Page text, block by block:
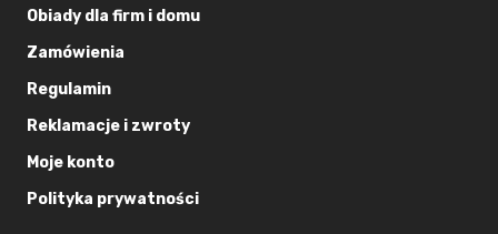
Obiady dla firm i domu
Zamówienia
Regulamin
Reklamacje i zwroty
Moje konto
Polityka prywatności